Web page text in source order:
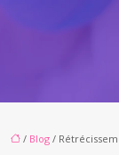
/ Blog /